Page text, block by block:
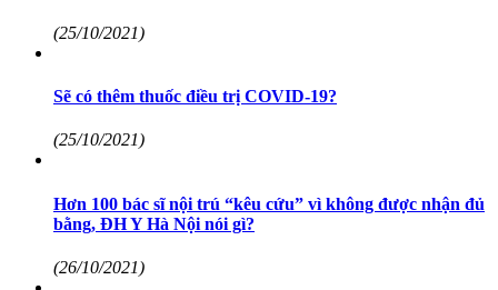
(25/10/2021)
Sẽ có thêm thuốc điều trị COVID-19?
(25/10/2021)
Hơn 100 bác sĩ nội trú “kêu cứu” vì không được nhận đủ
bằng, ĐH Y Hà Nội nói gì?
(26/10/2021)